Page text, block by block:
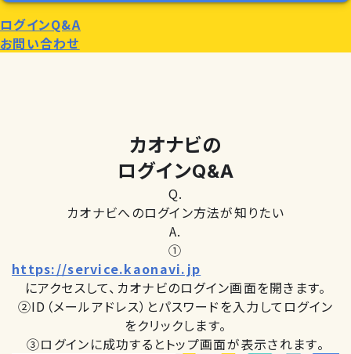
ログインQ&A
お問い合わせ
カオナビの
ログインQ&A
Q.
カオナビへのログイン方法が知りたい
A.
①
https://service.kaonavi.jp
にアクセスして、カオナビのログイン画面を開きます。
②ID（メールアドレス）とパスワードを入力してログイン
をクリックします。
③ログインに成功するとトップ画面が表示されます。